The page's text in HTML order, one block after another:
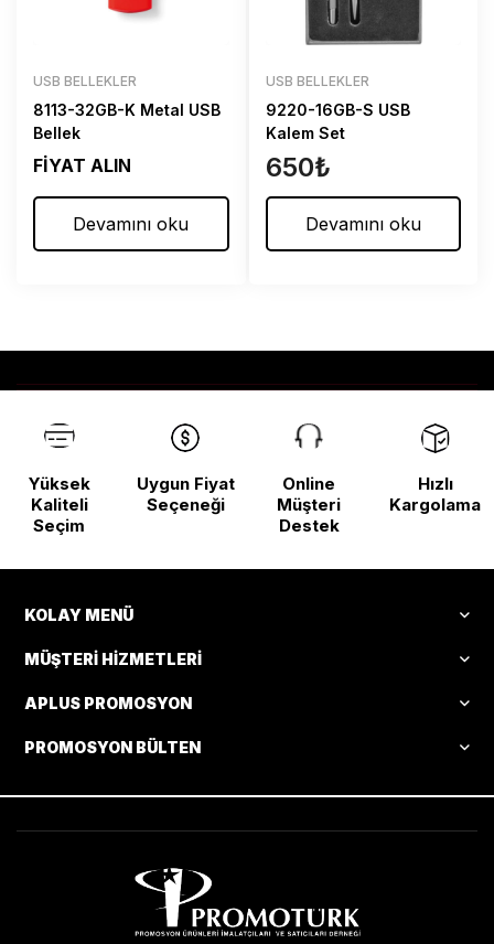
USB BELLEKLER
8113-32GB-K Metal USB
Bellek
FİYAT ALIN
Devamını oku
USB BELLEKLER
9220-16GB-S USB
Kalem Set
650₺
Devamını oku
Yüksek
Kaliteli
Seçim
Uygun Fiyat
Seçeneği
Online
Müşteri
Destek
Hızlı
Kargolama
KOLAY MENÜ
MÜŞTERI HIZMETLERI
APLUS PROMOSYON
PROMOSYON BÜLTEN